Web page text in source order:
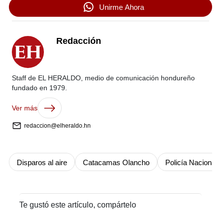
Unirme Ahora
Redacción
Staff de EL HERALDO, medio de comunicación hondureño
fundado en 1979.
Ver más
redaccion@elheraldo.hn
Disparos al aire Catacamas Olancho Policía Nacional
Te gustó este artículo, compártelo